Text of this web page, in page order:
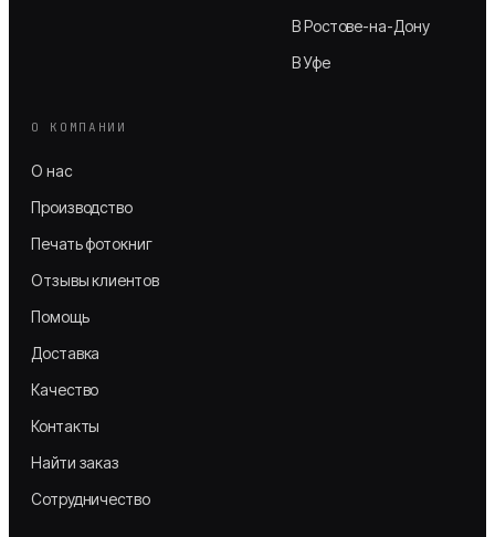
В Ростове-на-Дону
В Уфе
О КОМПАНИИ
О нас
Производство
Печать фотокниг
Отзывы клиентов
Помощь
Доставка
Качество
Контакты
Найти заказ
Сотрудничество